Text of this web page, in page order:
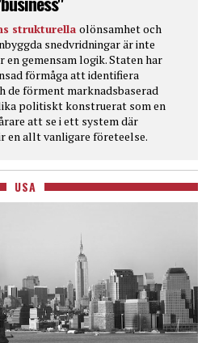
strukturella olönsamhet och
snedvridningar är inte
en gemensam logik. Staten har
förmåga att identifiera
de förment marknadsbaserad
politiskt konstruerat som en
att se i ett system där
en allt vanligare företeelse.
USA